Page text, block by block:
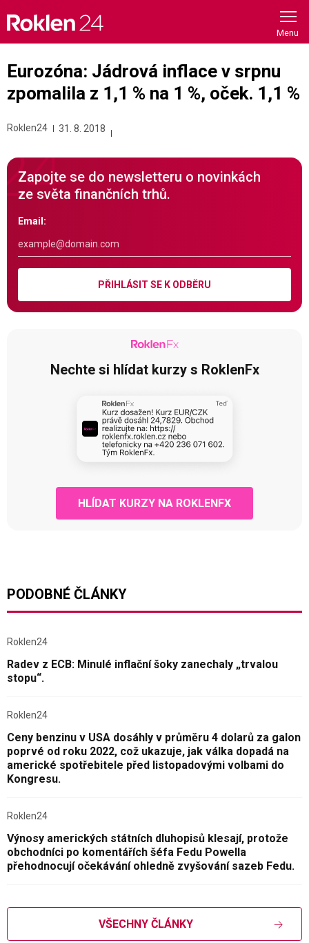
content
Eurozóna: Jádrová inflace v srpnu
zpomalila z 1,1 % na 1 %, oček. 1,1 %
Roklen24 31. 8. 2018
Zapojte se do newsletteru o novinkách
ze světa finančních trhů.
Email:
PŘIHLÁSIT SE K ODBĚRU
Nechte si hlídat kurzy s RoklenFx
HLÍDAT KURZY NA ROKLENFX
PODOBNÉ ČLÁNKY
Roklen24
Radev z ECB: Minulé inflační šoky zanechaly „trvalou
stopu“.
Roklen24
Ceny benzinu v USA dosáhly v průměru 4 dolarů za galon
poprvé od roku 2022, což ukazuje, jak válka dopadá na
americké spotřebitele před listopadovými volbami do
Kongresu.
Roklen24
Výnosy amerických státních dluhopisů klesají, protože
obchodníci po komentářích šéfa Fedu Powella
přehodnocují očekávání ohledně zvyšování sazeb Fedu.
VŠECHNY ČLÁNKY